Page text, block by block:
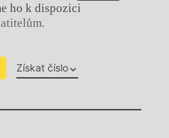
ho k dispozici
Získat číslo